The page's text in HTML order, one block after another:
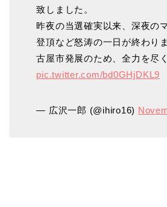
致しました。
昨夜の当選確実以来、深夜の
登頂など怒涛の一日が終わり
古屋市発展のため、全力を尽
pic.twitter.com/bd0GHjDKL9
— 広沢一郎 (@ihiro16)